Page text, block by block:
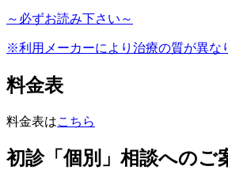
～ 必ずお読み下さい～
※利用メーカーにより治療の質が異な
料金表
料金表はこちら
初診「個別」相談へのご